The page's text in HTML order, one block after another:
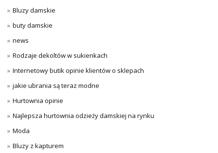
Bluzy damskie
buty damskie
news
Rodzaje dekoltów w sukienkach
Internetowy butik opinie klientów o sklepach
jakie ubrania są teraz modne
Hurtownia opinie
Najlepsza hurtownia odzieży damskiej na rynku
Moda
Bluzy z kapturem